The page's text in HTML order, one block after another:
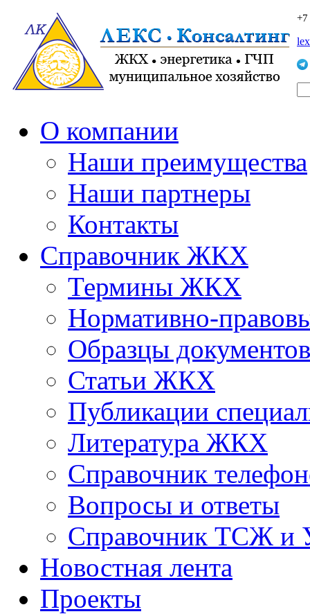
О компании
Наши преимущества
Наши партнеры
Контакты
Справочник ЖКХ
Термины ЖКХ
Нормативно-
Образцы документов
Статьи ЖКХ
Публикации
Литература ЖКХ
Справочник
Вопросы и ответы
Справочник ТСЖ и
Новостная лента
Проекты